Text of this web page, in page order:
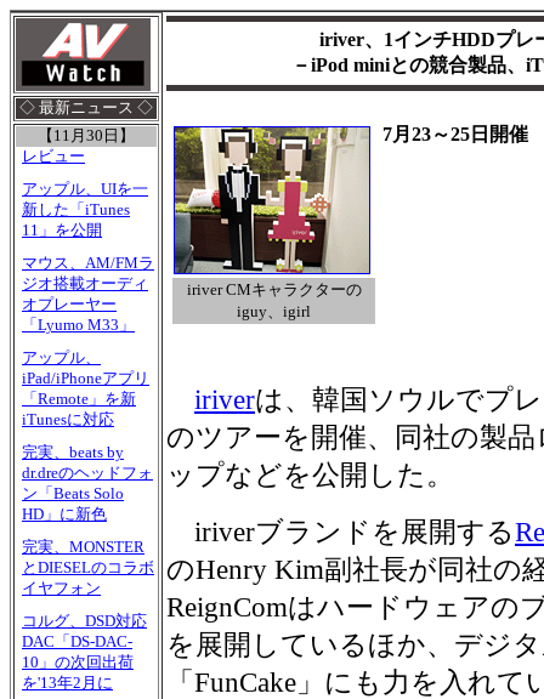
◇ 最新ニュース ◇
【11月30日】
レビュー
アップル、UIを一
新した「iTunes
11」を公開
マウス、AM/FMラ
ジオ搭載オーディ
オプレーヤー
「Lyumo M33」
アップル、
iPad/iPhoneアプリ
「Remote」を新
iTunesに対応
完実、beats by
dr.dreのヘッドフォ
ン「Beats Solo
HD」に新色
完実、MONSTER
とDIESELのコラボ
イヤフォン
コルグ、DSD対応
DAC「DS-DAC-
10」の次回出荷
を'13年2月に
iriver、1インチHDDプレ
－iPod miniとの競合製品、
iriver CMキャラクターの
iguy、igirl
7月23～25日開催
iriverは、韓国ソウルでプ
のツアーを開催、同社の製
ップなどを公開した。
iriverブランドを展開する
のHenry Kim副社長が同社の
ReignComはハードウェアの
を展開しているほか、デジ
「FunCake」にも力を入れ